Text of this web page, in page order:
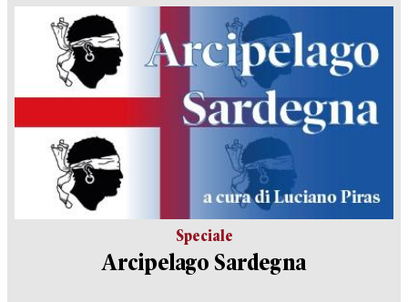
Speciale
Arcipelago Sardegna